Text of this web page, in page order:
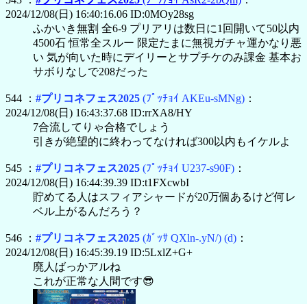
2024/12/08(日) 16:40:16.06 ID:0MOy28sg
ふかいき無割 全6-9 プリアリは数日に1回開いて50以内
4500石 恒常全スルー 限定たまに無視ガチャ運かなり悪
い 気が向いた時にデイリーとサプチケのみ課金 基本お
サボりなしで208だった
544 ： #プリコネフェス2025 (ﾌﾟｯﾁｮｲ AKEu-sMNg) ：
2024/12/08(日) 16:43:37.68 ID:rrXA8/HY
7合流してりゃ合格でしょう
引きが絶望的に終わってなければ300以内もイケルよ
545 ： #プリコネフェス2025 (ﾌﾟｯﾁｮｲ U237-s90F) ：
2024/12/08(日) 16:44:39.39 ID:t1FXcwbI
貯めてる人はスフィアシャードが20万個あるけど何レ
ベル上がるんだろう？
546 ： #プリコネフェス2025 (ｶﾞｯｻ QXln-.yN/) (d) ：
2024/12/08(日) 16:45:39.19 ID:5LxlZ+G+
廃人ばっかアルね
これが正常な人間です😎